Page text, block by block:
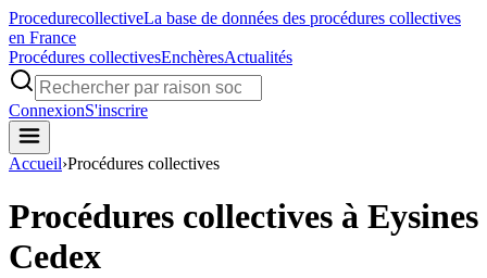
ProcedurecollectiveLa base de données des procédures collectives
en France
Procédures collectivesEnchèresActualités
ConnexionS'inscrire
Accueil›Procédures collectives
Procédures collectives à Eysines
Cedex